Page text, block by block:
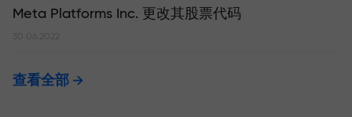
Meta Platforms Inc. 更改其股票代码
30.06.2022
查看全部